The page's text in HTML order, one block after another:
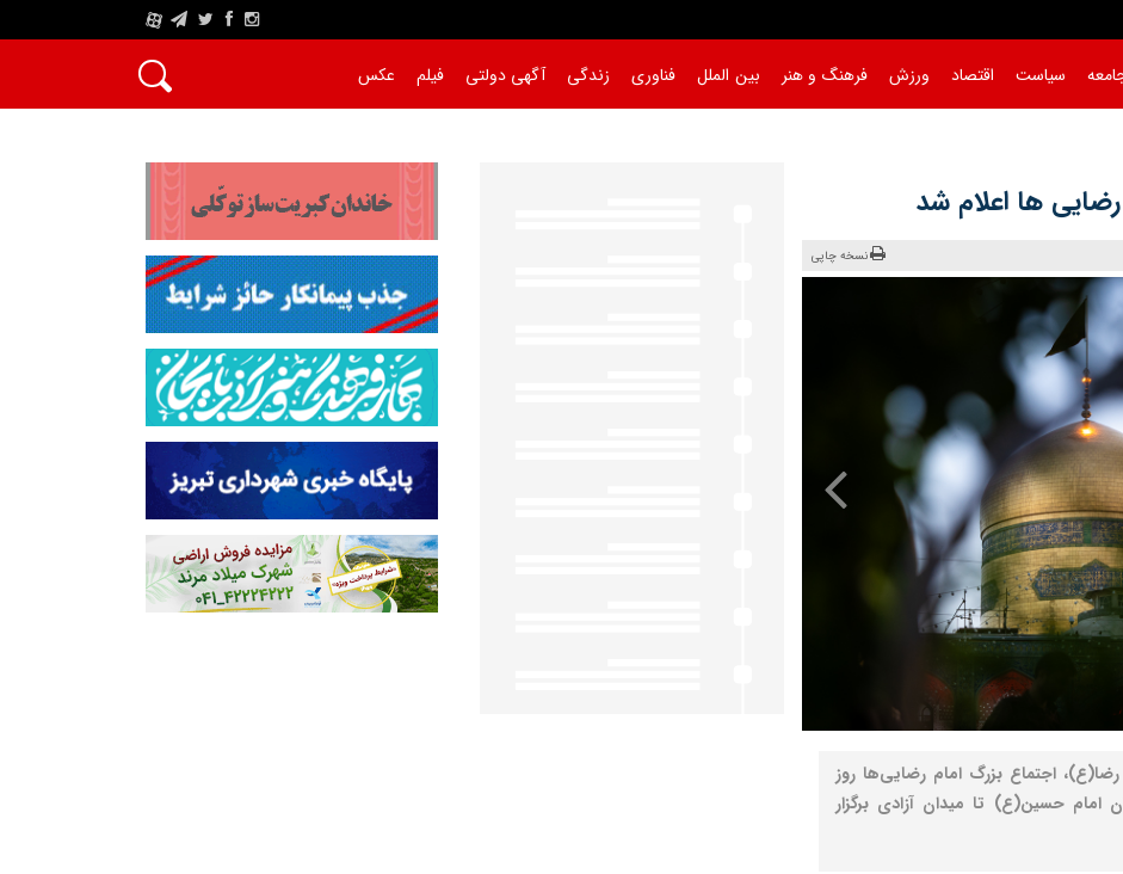
A
سیاست اقتصاد ورزش فرهنگ و هنر بین الملل فناوری زندگی آگهی دولتی فیلم عکس
ها اعلام شد
نسخه چاپی
اجتماع بزرگ امام رضایی‌ها روز
در تهران از میدان امام حسین(ع) تا میدان آزادی برگزار